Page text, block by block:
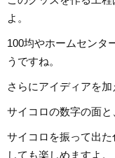
よ。
100均やホームセンタ
うですね。
さらにアイディアを加
サイコロの数字の面と
サイコロを振って出
しても楽しめますよ。